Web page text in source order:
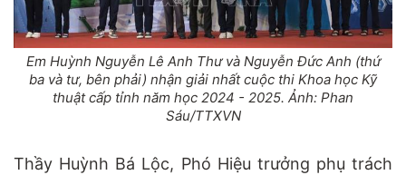
Em Huỳnh Nguyễn Lê Anh Thư và Nguyễn Đức Anh (thứ
ba và tư, bên phải) nhận giải nhất cuộc thi Khoa học Kỹ
thuật cấp tỉnh năm học 2024 - 2025. Ảnh: Phan
Sáu/TTXVN
Thầy Huỳnh Bá Lộc, Phó Hiệu trưởng phụ trách